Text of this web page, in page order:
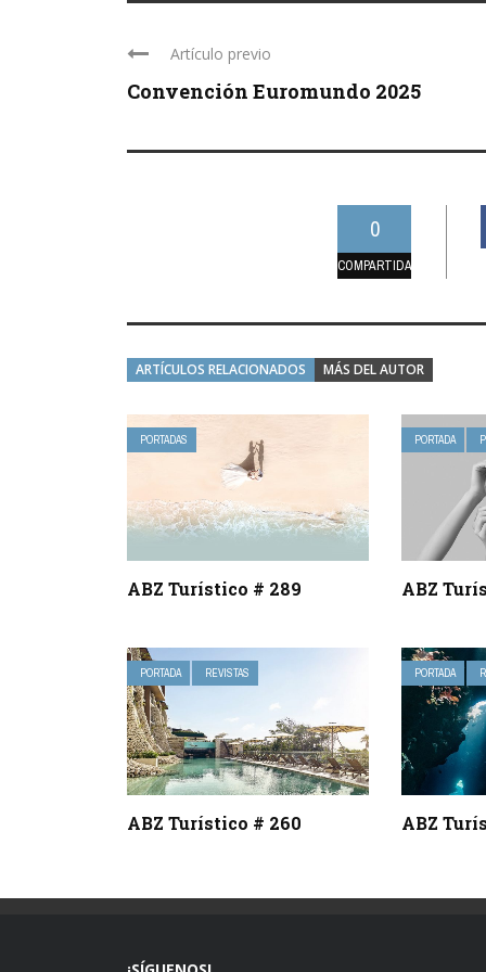
Artículo previo
Convención Euromundo 2025
0
COMPARTIDAS
ARTÍCULOS RELACIONADOS MÁS DEL AUTOR
PORTADAS
ABZ Turístico # 289
PORTADA
ABZ
PORTADA REVISTAS
ABZ Turístico # 260
PORTADA
ABZ